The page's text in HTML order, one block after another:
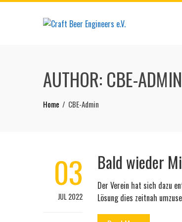
Skip
AUTHOR: CBE-ADMIN
Home CBE-Admin
03
JUL 2022
Bald wieder
Der Verein hat sich dazu
Lösung dies zeitnah